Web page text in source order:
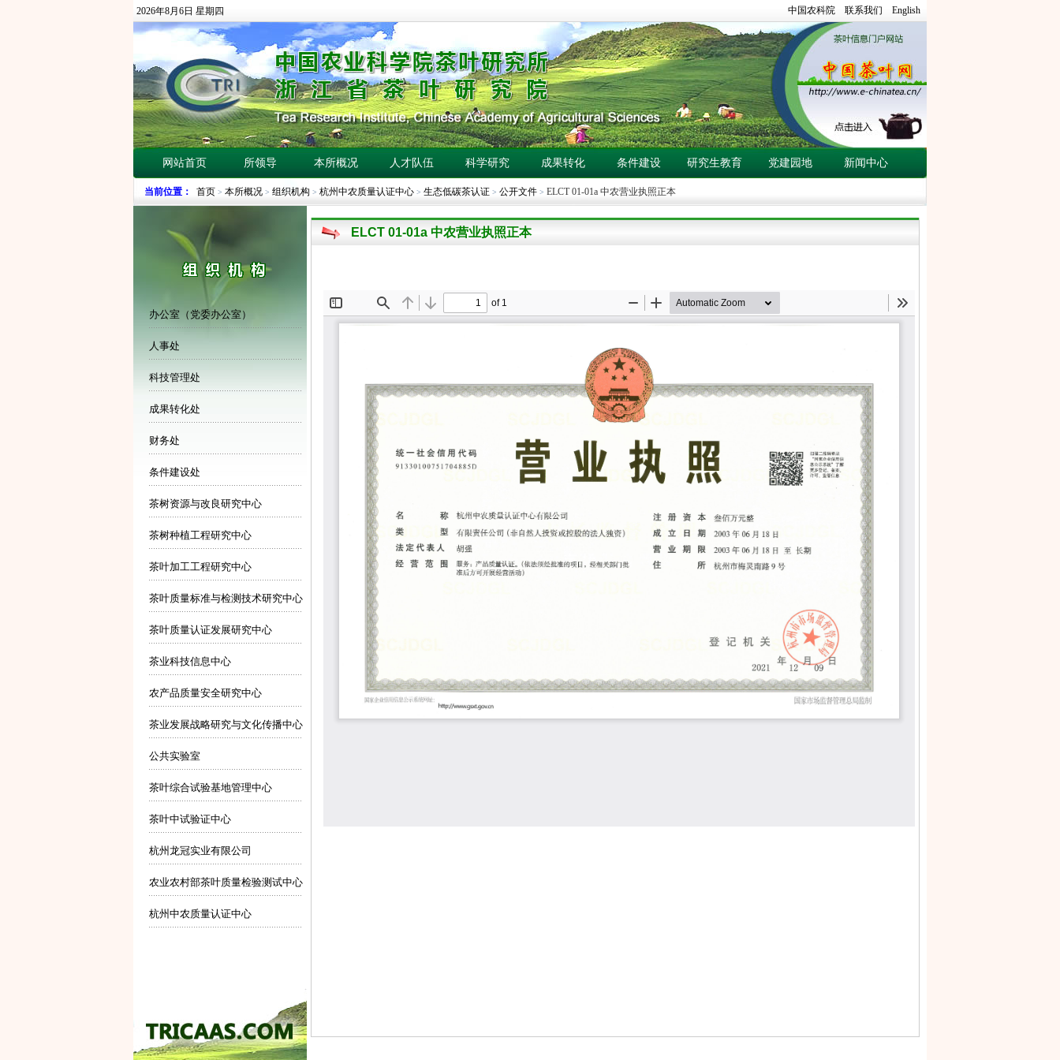
2026年8月6日 星期四 English
联系我们
中国农科院
网站首页 所领导 本所概况 人才队伍 科学研究 成果转化 条件建设 研究生教育 党建园地 新闻中心
当前位置： 首页 > 本所概况 > 组织机构 > 杭州中农质量认证中心 > 生态低碳茶认证 > 公开文件 > ELCT 01-01a 中农营业执照正本
办公室（党委办公室）
人事处
科技管理处
成果转化处
财务处
条件建设处
茶树资源与改良研究中心
茶树种植工程研究中心
茶叶加工工程研究中心
茶叶质量标准与检测技术研究中心
茶叶质量认证发展研究中心
茶业科技信息中心
农产品质量安全研究中心
茶业发展战略研究与文化传播中心
公共实验室
茶叶综合试验基地管理中心
茶叶中试验证中心
杭州龙冠实业有限公司
农业农村部茶叶质量检验测试中心
杭州中农质量认证中心
ELCT 01-01a 中农营业执照正本